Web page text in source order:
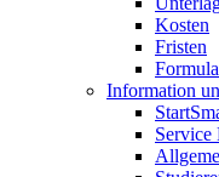
Kosten
Fristen
Information
Service